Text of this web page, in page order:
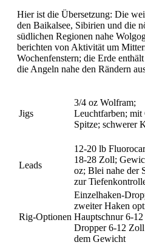
Hier ist die Übersetzung: Die
den Baikalsee, Sibirien und die
südlichen Regionen nahe
berichten von Aktivität um
Wochenfenstern; die Erde
die Angeln nahe den Rändern
Jigs
3/4 oz Wolfram;
Leuchtfarben; mit
Spitze; schwerer
Leads
12-20 lb
18-28 Zoll;
oz; Blei nahe der
zur
Rig-Optionen
Einzelhaken-
zweiter Haken
Hauptschnur 6-12
Dropper 6-12
dem Gewicht